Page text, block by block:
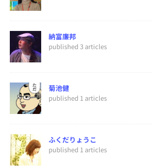
納富廉邦
published 3 articles
菊池健
published 1 articles
ふくだりょうこ
published 1 articles